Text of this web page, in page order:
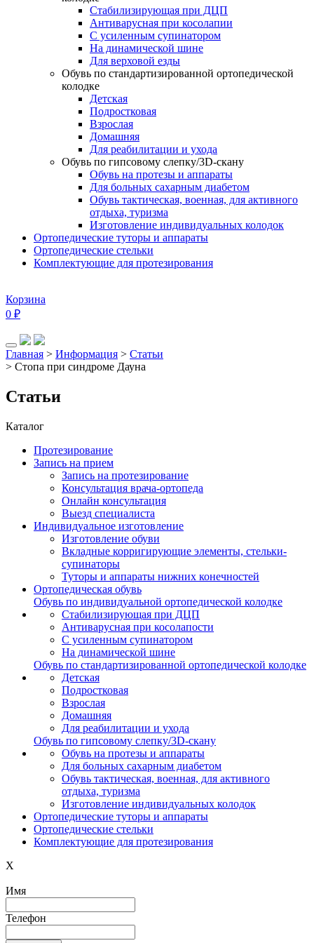
Стабилизирующая при ДЦП
Антиварусная при косолапии
С усиленным супинатором
На динамической шине
Для верховой езды
Обувь по стандартизированной ортопедической
колодке
Детская
Подростковая
Взрослая
Домашняя
Для реабилитации и ухода
Обувь по гипсовому слепку/3D-скану
Обувь на протезы и аппараты
Для больных сахарным диабетом
Обувь тактическая, военная, для активного
отдыха, туризма
Изготовление индивидуальных колодок
Ортопедические туторы и аппараты
Ортопедические стельки
Комплектующие для протезирования
Корзина
0 ₽
Главная > Информация > Статьи
> Стопа при синдроме Дауна
Статьи
Каталог
Протезирование
Запись на прием
Запись на протезирование
Консультация врача-ортопеда
Онлайн консультация
Выезд специалиста
Индивидуальное изготовление
Изготовление обуви
Вкладные корригирующие элементы, стельки-
супинаторы
Туторы и аппараты нижних конечностей
Ортопедическая обувь
Обувь по индивидуальной ортопедической колодке
Стабилизирующая при ДЦП
Антиварусная при косолапости
С усиленным супинатором
На динамической шине
Обувь по стандартизированной ортопедической колодке
Детская
Подростковая
Взрослая
Домашняя
Для реабилитации и ухода
Обувь по гипсовому слепку/3D-скану
Обувь на протезы и аппараты
Для больных сахарным диабетом
Обувь тактическая, военная, для активного
отдыха, туризма
Изготовление индивидуальных колодок
Ортопедические туторы и аппараты
Ортопедические cтельки
Комплектующие для протезирования
X
Имя
Телефон